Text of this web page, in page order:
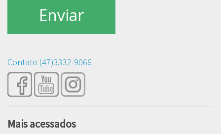
Contato (47)3332-9066
Mais acessados